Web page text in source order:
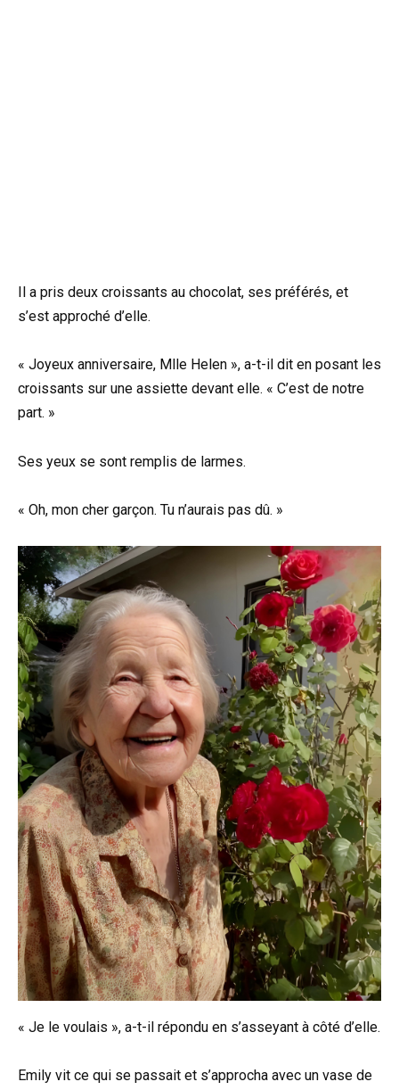
Il a pris deux croissants au chocolat, ses préférés, et
s’est approché d’elle.
« Joyeux anniversaire, Mlle Helen », a-t-il dit en posant les
croissants sur une assiette devant elle. « C’est de notre
part. »
Ses yeux se sont remplis de larmes.
« Oh, mon cher garçon. Tu n’aurais pas dû. »
« Je le voulais », a-t-il répondu en s’asseyant à côté d’elle.
Emily vit ce qui se passait et s’approcha avec un vase de